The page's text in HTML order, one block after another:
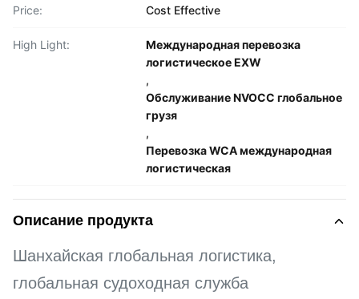
Price: Cost Effective
High Light:
Международная перевозка
логистическое EXW
,
Обслуживание NVOCC глобальное
грузя
,
Перевозка WCA международная
логистическая
Описание продукта
Шанхайская глобальная логистика,
глобальная судоходная служба